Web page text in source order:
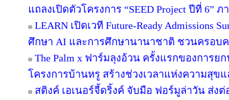
แถลงเปิดตัวโครงการ “SEED Project ปีที่ 6”
LEARN เปิดเวที Future-Ready Admissions
ศึกษา AI และการศึกษานานาชาติ ชวนครอบ
The Palm x ฟาร์มลุงอ้วน ครั้งแรกของการย
โครงการบ้านหรู สร้างช่วงเวลาแห่งความสุข
สติงค์ เอเนอร์จี้ดริ้งค์ จับมือ ฟอร์มูล่าวัน ส่ง